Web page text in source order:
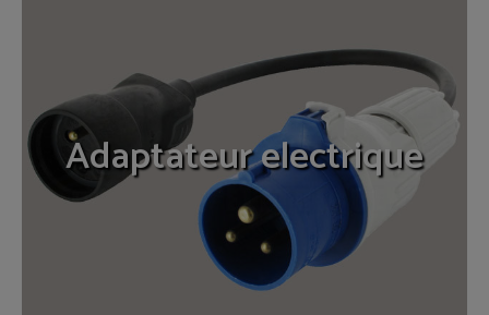
Adaptateur electrique